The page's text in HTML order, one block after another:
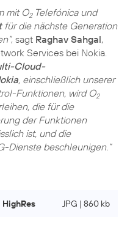
mit O2Telefónica und
für die nächste Generation
, sagt Raghav Sahgal,
Services bei Nokia.
Cloud-
, einschließlich unserer
Funktionen, wird O2
die für die
der Funktionen
ist, und die
Dienste beschleunigen.“
JPG | 860 kb